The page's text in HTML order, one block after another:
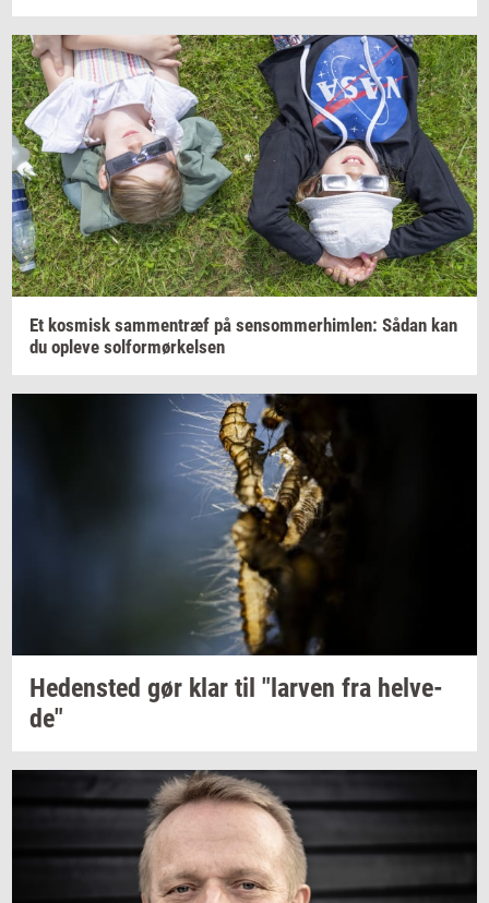
Et kos­misk sam­men­træf på sen­som­mer­him­len: Sådan kan
du op­le­ve sol­for­mør­kel­sen
He­den­sted gør klar til "lar­ven fra hel­ve­
de"